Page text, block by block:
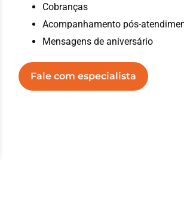
Cobranças
Acompanhamento pós-
Mensagens de aniversário
Fale com especialista